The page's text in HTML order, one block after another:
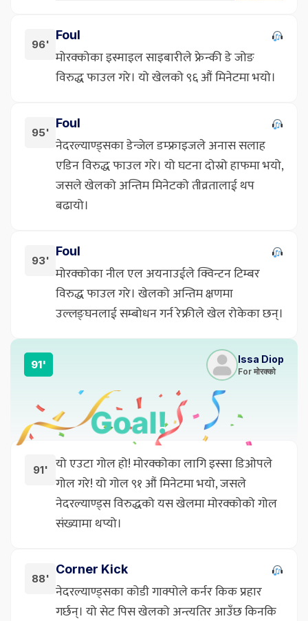
96'
Foul
मोरक्कोका इस्माइल साइबारीले फ्रेन्की डे जोङ
विरुद्ध फाउल गरे। यो खेलको ९६ औं मिनेटमा भयो।
95'
Foul
नेदरल्याण्ड्सका डेन्जेल डम्फ्राइजले अनास सलाह
एडिन विरुद्ध फाउल गरे। यो घटना दोस्रो हाफमा भयो,
जसले खेलको अन्तिम मिनेटको तीव्रतालाई थप
बढायो।
93'
Foul
मोरक्कोका नील एल अयनाउईले क्विन्टन टिम्बर
विरुद्ध फाउल गरे। खेलको अन्तिम क्षणमा
उल्लङ्घनलाई सम्बोधन गर्न रेफ्रीले खेल रोकेका छन्।
91' Issa Diop
For मोरक्को
91'
यो एउटा गोल हो! मोरक्कोका लागि इस्सा डिओपले
गोल गरे! यो गोल ९१ औं मिनेटमा भयो, जसले
नेदरल्याण्ड्स विरुद्धको यस खेलमा मोरक्कोको गोल
संख्यामा थप्यो।
88'
Corner Kick
नेदरल्याण्ड्सका कोडी गाक्पोले कर्नर किक प्रहार
गर्छन्। यो सेट पिस खेलको अन्त्यतिर आउँछ किनकि